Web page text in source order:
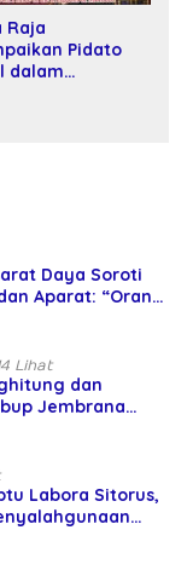
Raja
Pidato
dalam
Daya Soroti
Aparat: “Orang
Lihat
dan
Jembrana
Labora Sitorus,